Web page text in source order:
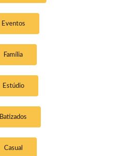
Eventos
Família
Estúdio
Batizados
Casual